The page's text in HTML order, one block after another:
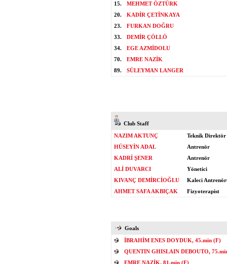
15.
MEHMET ÖZTÜRK
20.
KADİR ÇETİNKAYA
23.
FURKAN DOĞRU
33.
DEMİR ÇÖLLÖ
34.
EGE AZMİDOLU
70.
EMRE NAZİK
89.
SÜLEYMAN LANGER
Club Staff
NAZIM AKTUNÇ
Teknik Direktör
HÜSEYİN ADAL
Antrenör
KADRİ ŞENER
Antrenör
ALİ DUVARCI
Yönetici
KIVANÇ DEMİRCİOĞLU
Kaleci
AHMET SAFA AKBIÇAK
Fizyoterapist
Goals
İBRAHİM ENES DOYDUK, 45.min (F)
QUENTIN GHISLAIN DEBOUTO,
EMRE NAZİK, 81.min (F)